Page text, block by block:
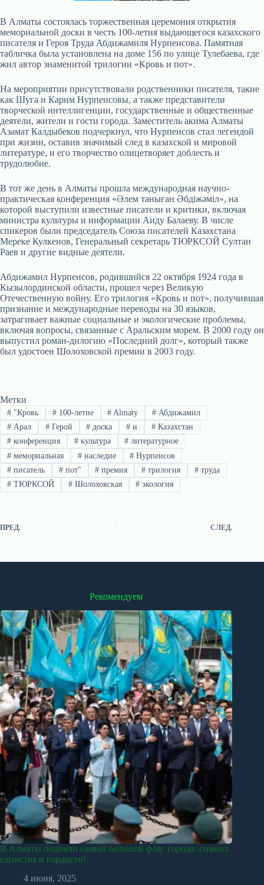
В Алматы состоялась торжественная церемония открытия
мемориальной доски в честь 100-летия выдающегося казахского
писателя и Героя Труда Абдижамиля Нурпеисова. Памятная
табличка была установлена на доме 156 по улице Тулебаева, где
жил автор знаменитой трилогии «Кровь и пот».
На мероприятии присутствовали родственники писателя, такие
как Шуга и Карим Нурпеисовы, а также представители
творческой интеллигенции, государственные и общественные
деятели, жители и гости города. Заместитель акима Алматы
Азамат Калдыбеков подчеркнул, что Нурпеисов стал легендой
при жизни, оставив значимый след в казахской и мировой
литературе, и его творчество олицетворяет доблесть и
трудолюбие.
В тот же день в Алматы прошла международная научно-
практическая конференция «Әлем таныған Әбдіжәміл», на
которой выступили известные писатели и критики, включая
министра культуры и информации Аиду Балаеву. В числе
спикеров были председатель Союза писателей Казахстана
Мереке Кулкенов, Генеральный секретарь ТЮРКСОЙ Султан
Раев и другие видные деятели.
Абдижамил Нурпеисов, родившийся 22 октября 1924 года в
Кызылординской области, прошел через Великую
Отечественную войну. Его трилогия «Кровь и пот», получившая
признание и международные переводы на 30 языков,
затрагивает важные социальные и экологические проблемы,
включая вопросы, связанные с Аральским морем. В 2000 году он
выпустил роман-дилогию «Последний долг», который также
был удостоен Шолоховской премии в 2003 году.
Метки
#"Кровь #100-летие # Almaty # Абдижамил
#Арал #Герой # доска # и # Казахстан
#конференция #культура # литературное
#мемориальная #наследие # Нурпеисов
#писатель #пот" # премия # трилогия # труда
#ТЮРКСОЙ #Шолоховская # экология
ПРЕД. СЛЕД.
Рекомендуем
В Алматы подняли самый большой флаг города: символ
единства и гордости!
4 июня, 2025